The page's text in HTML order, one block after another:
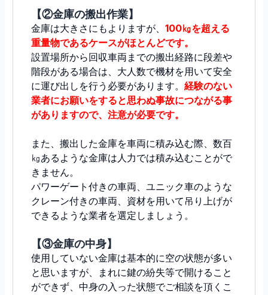
【②金庫の搬出作業】
金庫は大きさにもよりますが、 100㎏を超える
重量物であるケースがほとんどです。
設置場所から回収車両までの搬出経路に段差や
階段がある場合は、大人数で機材を用いて安全
に運び出しを行う必要があります。 経験のない
業者にお願いをすると思わぬ事故につながる事
がありますので、注意が必要です。
また、搬出した金庫を車両に積み込む際、数百
㎏あるような金庫は人力では積み込むことがで
きません。
パワーゲート付きの車両、ユニック車のような
クレーン付きの車両、資材を用いて吊り上げが
できるような業者を選定しましょう。
【③金庫の中身】
使用していない金庫は基本的に空の状態が多い
と思いますが、まれに鍵の紛失等で開けること
ができず、中身の入った状態でご相談を頂くこ